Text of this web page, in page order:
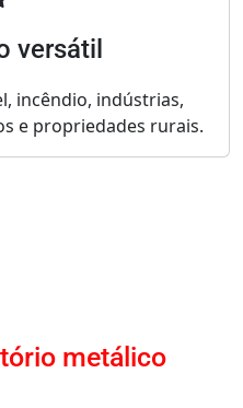
versátil
incêndio, indústrias,
e propriedades rurais.
metálico